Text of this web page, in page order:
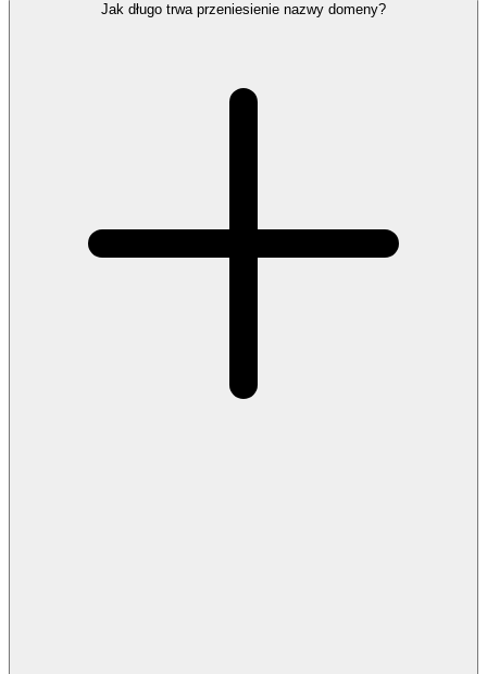
Jak długo trwa przeniesienie nazwy domeny?